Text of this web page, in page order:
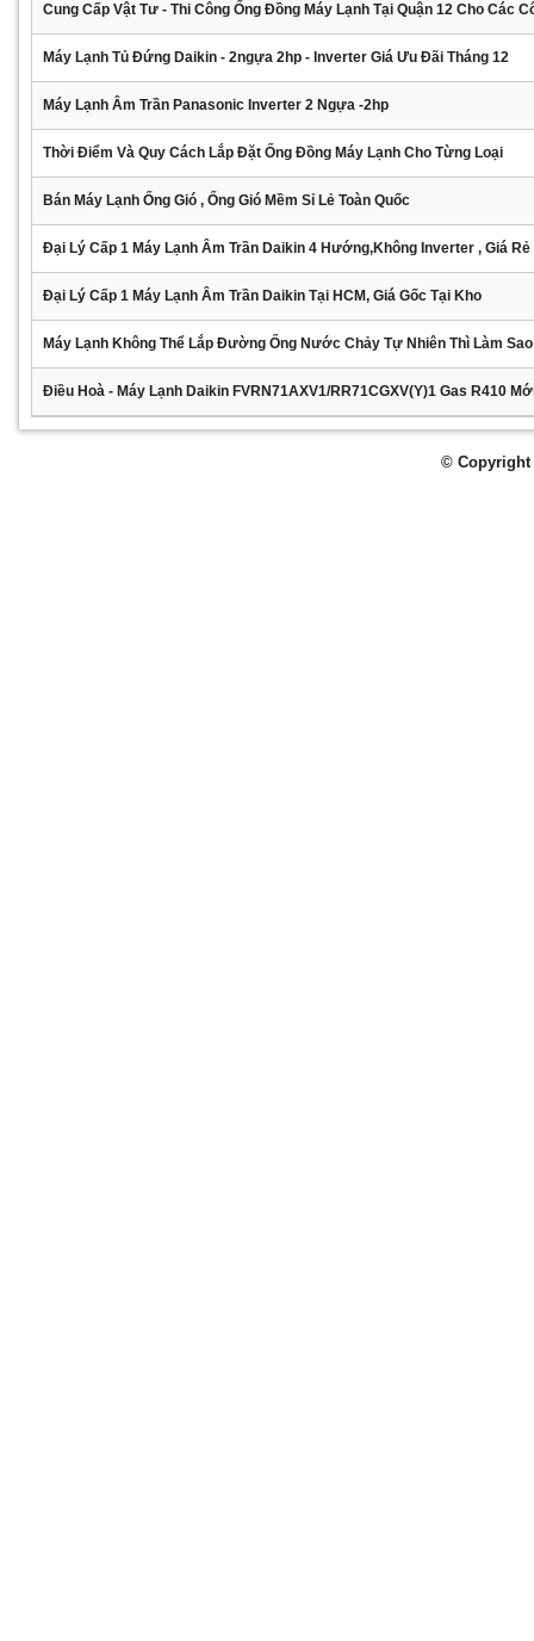
Cung Cấp Vật Tư - Thi Công Ống Đồng Máy Lạnh Tại Quận 12 Cho Các
Máy Lạnh Tủ Đứng Daikin - 2ngựa 2hp - Inverter Giá Ưu Đãi Tháng 12
Máy Lạnh Âm Trần Panasonic Inverter 2 Ngựa -2hp
Thời Điểm Và Quy Cách Lắp Đặt Ống Đồng Máy Lạnh Cho Từng Loại
Bán Máy Lạnh Ống Gió , Ống Gió Mềm Sỉ Lẻ Toàn Quốc
Đại Lý Cấp 1 Máy Lạnh Âm Trần Daikin 4 Hướng,không Inverter , Giá Rẻ
Đại Lý Cấp 1 Máy Lạnh Âm Trần Daikin Tại HCM, Giá Gốc Tại Kho
Máy Lạnh Không Thể Lắp Đường Ống Nước Chảy Tự Nhiên Thì Làm
Điều Hoà - Máy Lạnh Daikin FVRN71AXV1/RR71CGXV(Y)1 Gas R410
© Copyright